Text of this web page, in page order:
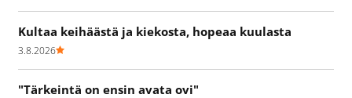
Kultaa keihäästä ja kiekosta, hopeaa kuulasta
3.8.2026
"Tärkeintä on ensin avata ovi"